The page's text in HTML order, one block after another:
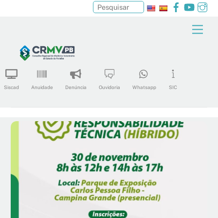
content
Facebook
Siscad Anuidade Denúncia Ouvidoria Whatsapp SIC
Pesquisar